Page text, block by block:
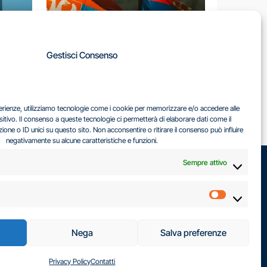
Gestisci Consenso
utilizziamo tecnologie come i cookie per memorizzare e/o accedere alle
Il consenso a queste tecnologie ci permetterà di elaborare dati come il
o ID unici su questo sito. Non acconsentire o ritirare il consenso può influire
negativamente su alcune caratteristiche e funzioni.
Sempre attivo
Nega Salva preferenze
Privacy PolicyContatti